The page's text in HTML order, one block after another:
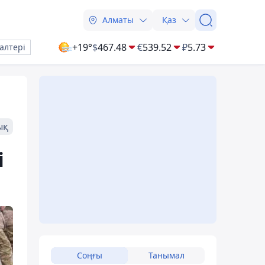
Алматы Қаз
+19°$467.48 €539.52 ₽5.73
Соңғы Танымал